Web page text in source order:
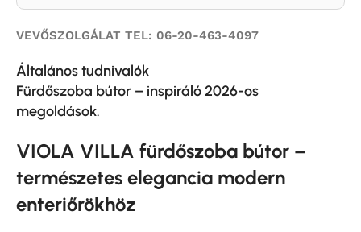
VEVŐSZOLGÁLAT TEL: 06-20-463-4097
Általános tudnivalók
Fürdőszoba bútor – inspiráló 2026-os
megoldások.
VIOLA VILLA fürdőszoba bútor –
természetes elegancia modern
enteriőrökhöz